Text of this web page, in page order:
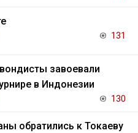
131
завоевали
в Индонезии
130
обратились к Токаеву